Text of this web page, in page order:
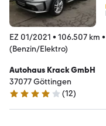
EZ 01/2021 • 106.507 km •
(Benzin/Elektro)
Autohaus Krack GmbH
37077 Göttingen
4 Sterne
(12)